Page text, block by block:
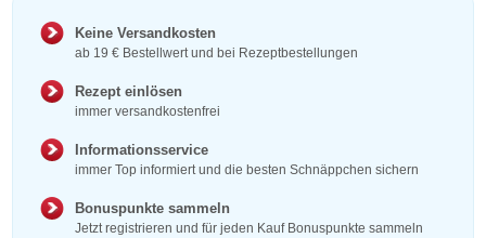
Keine Versandkosten
ab 19 € Bestellwert und bei Rezeptbestellungen
Rezept einlösen
immer versandkostenfrei
Informationsservice
immer Top informiert und die besten Schnäppchen sichern
Bonuspunkte sammeln
Jetzt registrieren und für jeden Kauf Bonuspunkte sammeln